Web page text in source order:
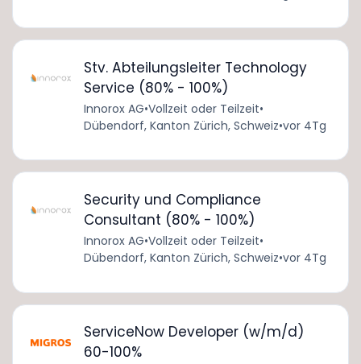
Stv. Abteilungsleiter Technology
Service (80% - 100%)
Innorox AG•Vollzeit oder Teilzeit•
Dübendorf, Kanton Zürich, Schweiz•vor 4Tg
Security und Compliance
Consultant (80% - 100%)
Innorox AG•Vollzeit oder Teilzeit•
Dübendorf, Kanton Zürich, Schweiz•vor 4Tg
ServiceNow Developer (w/m/d)
60-100%